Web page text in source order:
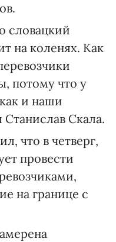
словацкий
на коленях. Как
потому что у
и наши
Станислав Скала.
что в четверг,
провести
на границе с